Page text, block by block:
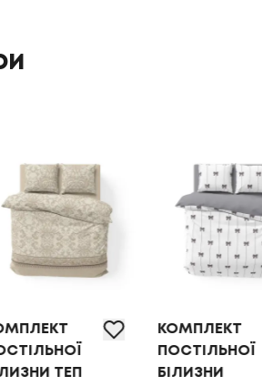
ТЕП
КОМПЛЕКТ
ПОСТІЛЬНОЇ
БІЛИЗНИ